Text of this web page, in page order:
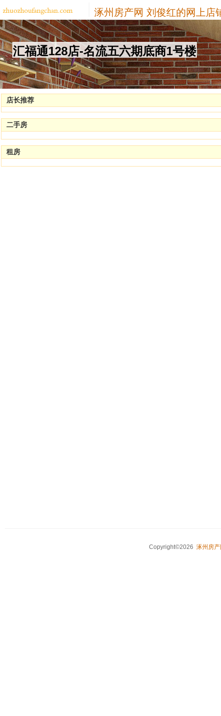
涿州房产网 刘俊红的网上店
汇福通128店-名流五六期底商1号楼
店长推荐
二手房
租房
Copyright©2026 涿州房